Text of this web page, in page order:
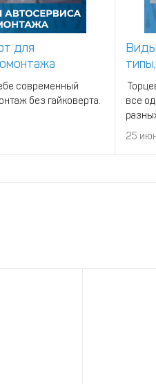
для
современный
без гайковерта.
все
25